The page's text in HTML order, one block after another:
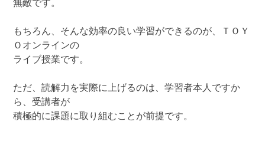
無敵です。
もちろん、そんな効率の良い学習ができるのが、ＴＯＹ
Ｏオンラインの
ライブ授業です。
ただ、読解力を実際に上げるのは、学習者本人ですか
ら、受講者が
積極的に課題に取り組むことが前提です。